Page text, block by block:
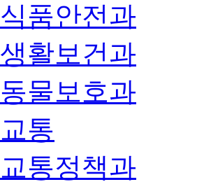
식품안전과
생활보건과
동물보호과
교통
교통정책과